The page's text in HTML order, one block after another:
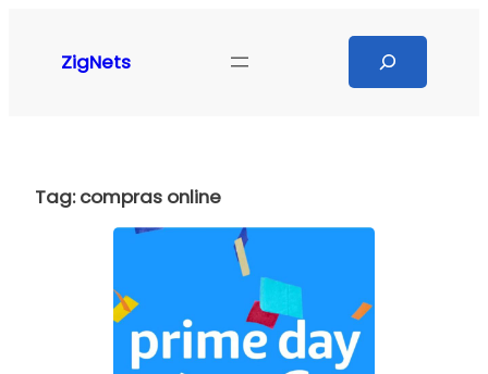
ZigNets
Tag:compras online